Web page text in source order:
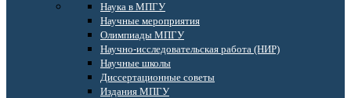
Наука в МПГУ
Научные мероприятия
Олимпиады МПГУ
Научно-исследовательская работа (НИР)
Научные школы
Диссертационные советы
Издания МПГУ